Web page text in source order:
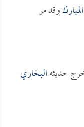
وقد مر
حديثهالبخاري